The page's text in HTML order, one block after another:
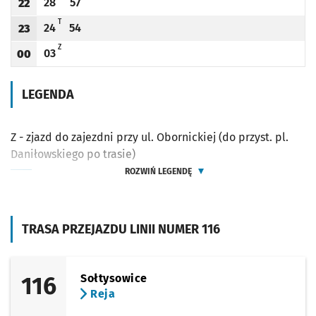
TRASA PRZEJAZDU LINII NUMER 116
116
Sołtysowice
Reja
Godzina odjazdu
22
Odjazd
minut po godzinie 22
Odjazd
minut po godzinie 22
Godzina odjazdu
23
Odjazd
24
minut po godzinie 23
TT - KURS PRZEDŁUŻONY DO PRZYST. REJA
Odjazd
54
minut po godzinie 23
Godzina odjazdu
00
Odjazd
03
minut po godzinie 00
ZZ - ZJAZD DO ZAJEZDNI PRZY UL. OBORNICKIEJ (DO PRZYST. PL. DANIŁOWSKIEGO
LEGENDA
Z - zjazd do zajezdni przy ul. Obornickiej (do przyst. pl.
Daniłowskiego po trasie)
ROZWIŃ LEGENDĘ